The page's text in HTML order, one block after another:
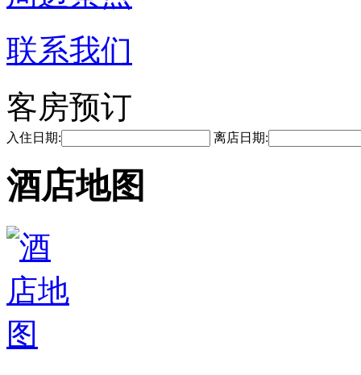
联系我们
客房预订
入住日期: 离店日期:
酒店地图